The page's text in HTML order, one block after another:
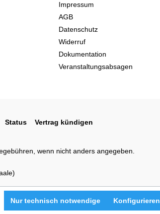
Impressum
AGB
Datenschutz
Widerruf
Dokumentation
Veranstaltungsabsagen
Status Vertrag kündigen
wenn nicht anders angegeben.
Nur technisch notwendige Konfigurieren